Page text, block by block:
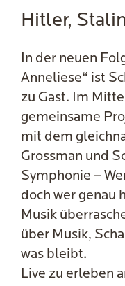
Hitler,
In der neuen
Anneliese“ ist
zu Gast. Im
gemeinsame
mit dem
Grossman und
Symphonie –
doch wer genau
Musik
über Musik,
was bleibt.
Live zu erleben